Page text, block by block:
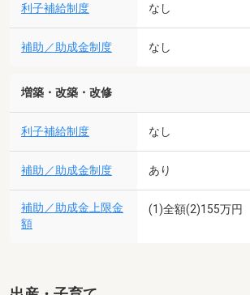
利子補給制度 なし
補助／助成金制度 なし
増築・改築・改修
利子補給制度 なし
補助／助成金制度 あり
補助／助成金上限金
額
(1)全額(2)155万円